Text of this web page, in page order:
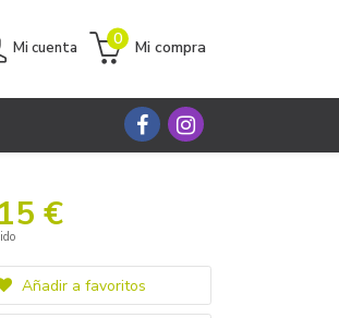
Mi cuenta Mi compra
0
€
Añadir a favoritos